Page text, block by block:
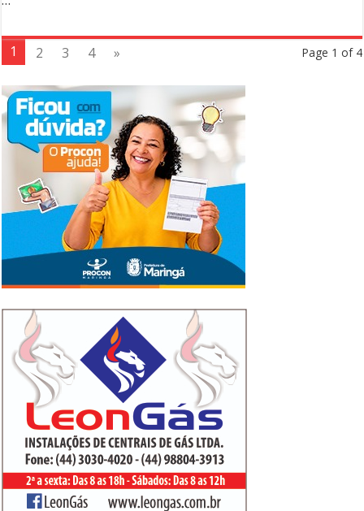
Page 1 of 4
1 2 3 4 »